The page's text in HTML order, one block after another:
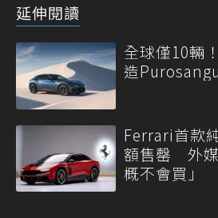
延伸閱讀
全球僅10輛
造
Ferrari首款
額售罄 外媒
概不會買」